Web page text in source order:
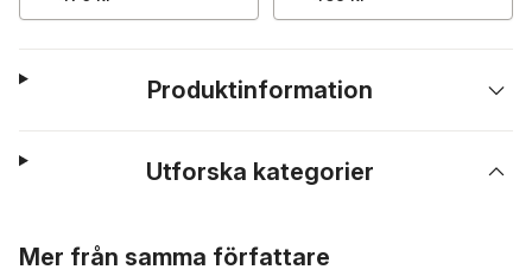
Produktinformation
Utforska kategorier
Mer från samma författare